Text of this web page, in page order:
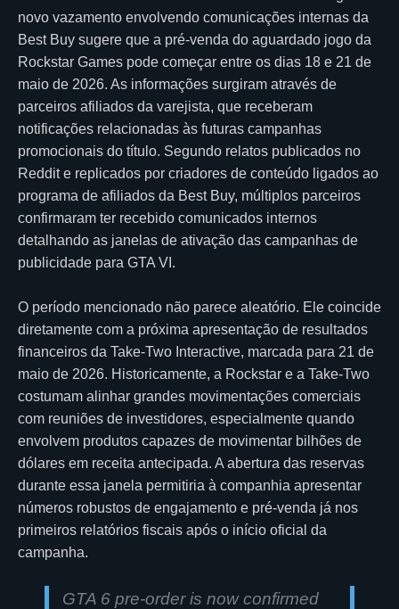
novo vazamento envolvendo comunicações internas da
Best Buy sugere que a pré-venda do aguardado jogo da
Rockstar Games pode começar entre os dias 18 e 21 de
maio de 2026. As informações surgiram através de
parceiros afiliados da varejista, que receberam
notificações relacionadas às futuras campanhas
promocionais do título. Segundo relatos publicados no
Reddit e replicados por criadores de conteúdo ligados ao
programa de afiliados da Best Buy, múltiplos parceiros
confirmaram ter recebido comunicados internos
detalhando as janelas de ativação das campanhas de
publicidade para GTA VI.
O período mencionado não parece aleatório. Ele coincide
diretamente com a próxima apresentação de resultados
financeiros da Take-Two Interactive, marcada para 21 de
maio de 2026. Historicamente, a Rockstar e a Take-Two
costumam alinhar grandes movimentações comerciais
com reuniões de investidores, especialmente quando
envolvem produtos capazes de movimentar bilhões de
dólares em receita antecipada. A abertura das reservas
durante essa janela permitiria à companhia apresentar
números robustos de engajamento e pré-venda já nos
primeiros relatórios fiscais após o início oficial da
campanha.
GTA 6 pre-order is now confirmed